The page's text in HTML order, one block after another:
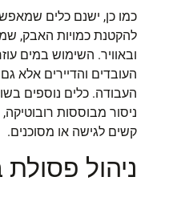
כמו כן, ישנם כלים
להקטנת כמויות האבק,
ובאוויר. השימוש במים
העובדים והדיירים אלא
העבודה. כלים נוספים
ניסור מבוססות
קשים לגישה או מסוכנים.
ניהול פסולת